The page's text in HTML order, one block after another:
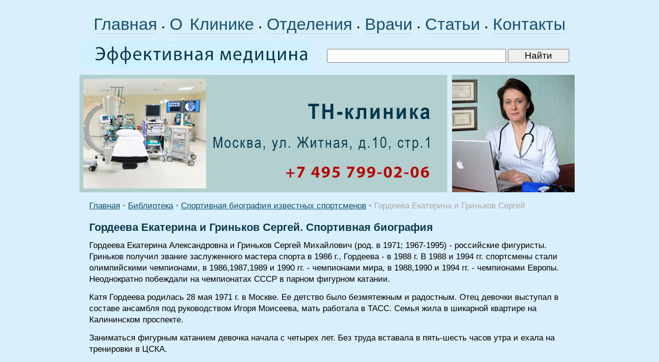
Главная • О Клинике • Отделения • Врачи • Статьи • Контакты
Главная • Библиотека • Спортивная биография известных спортсменов • Гордеева Екатерина и Гриньков Сергей
Гордеева Екатерина и Гриньков Сергей. Спортивная биография
Гордеева Екатерина Александровна и Гриньков Сергей Михайлович (род. в 1971; 1967-1995) - российские фигуристы.
Гриньков получил звание заслуженного мастера спорта в 1986 г., Гордеева - в 1988 г. В 1988 и 1994 гг. спортсмены стали
олимпийскими чемпионами, в 1986,1987,1989 и 1990 гг. - чемпионами мира, в 1988,1990 и 1994 гг. - чемпионами Европы.
Неоднократно побеждали на чемпионатах СССР в парном фигурном катании.
Катя Гордеева родилась 28 мая 1971 г. в Москве. Ее детство было безмятежным и радостным. Отец девочки выступал в
составе ансамбля под руководством Игоря Моисеева, мать работала в ТАСС. Семья жила в шикарной квартире на
Калининском проспекте.
Заниматься фигурным катанием девочка начала с четырех лет. Без труда вставала в пять-шесть часов утра и ехала на
тренировки в ЦСКА.